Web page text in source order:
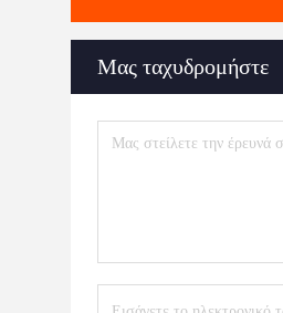
Μας ταχυδρομήστε